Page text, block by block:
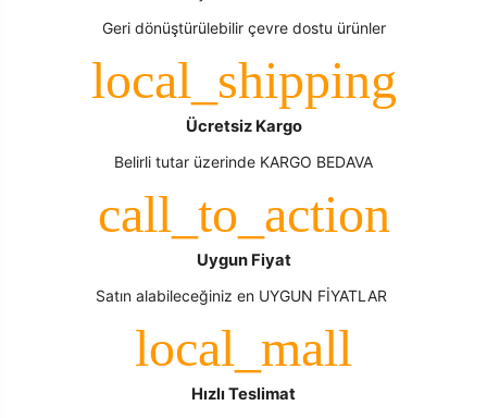
Geri dönüştürülebilir çevre dostu ürünler
Ücretsiz Kargo
Belirli tutar üzerinde KARGO BEDAVA
Uygun Fiyat
Satın alabileceğiniz en UYGUN FİYATLAR
Hızlı Teslimat